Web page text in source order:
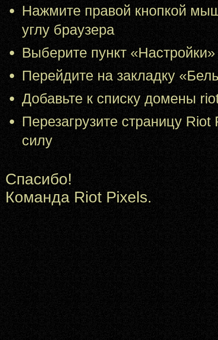
Нажмите правой кнопкой
углу браузера
Выберите пункт «Настройки»
Перейдите на закладку
Добавьте к списку домены
Перезагрузите страницу
силу
Спасибо!
Команда Riot Pixels.